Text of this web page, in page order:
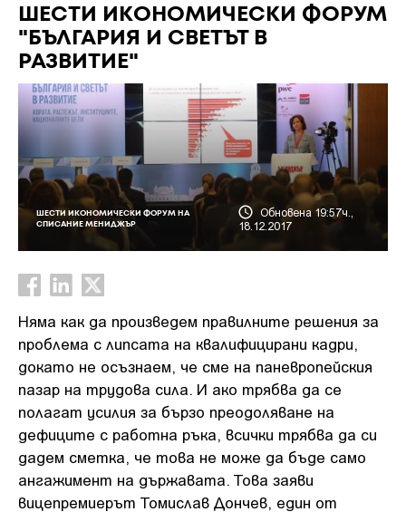
ШЕСТИ ИКОНОМИЧЕСКИ ФОРУМ
"БЪЛГАРИЯ И СВЕТЪТ В
РАЗВИТИЕ"
ШЕСТИ ИКОНОМИЧЕСКИ ФОРУМ НА
СПИСАНИЕ МЕНИДЖЪР
Обновена 19:57ч.,
18.12.2017
Няма как да произведем правилните решения за
проблема с липсата на квалифицирани кадри,
докато не осъзнаем, че сме на паневропейския
пазар на трудова сила. И ако трябва да се
полагат усилия за бързо преодоляване на
дефиците с работна ръка, всички трябва да си
дадем сметка, че това не може да бъде само
ангажимент на държавата. Това заяви
вицепремиерът Томислав Дончев, един от